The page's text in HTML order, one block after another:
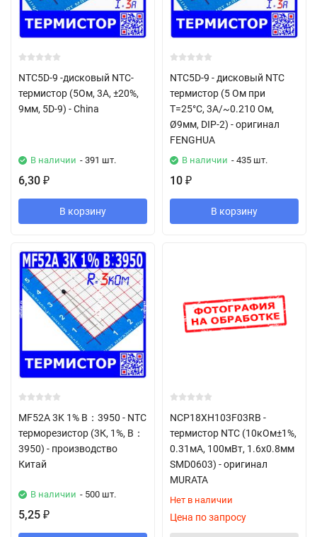
NTC5D-9 -дисковый NTC-
термистор (5Ом, 3А, ±20%,
9мм, 5D-9) - China
В наличии - 391 шт.
6,30 ₽
В корзину
NTC5D-9 - дисковый NTC
термистор (5 Ом при
Т=25°С, 3А/~0.210 Ом,
Ø9мм, DIP-2) - оригинал
FENGHUA
В наличии - 435 шт.
10 ₽
В корзину
MF52A 3K 1% B：3950 - NTC
терморезистор (3К, 1%, B：
3950) - производство
Китай
В наличии - 500 шт.
5,25 ₽
NCP18XH103F03RB -
термистор NTC (10кОм±1%,
0.31мА, 100мВт, 1.6х0.8мм
SMD0603) - оригинал
MURATA
Нет в наличии
Цена по запросу